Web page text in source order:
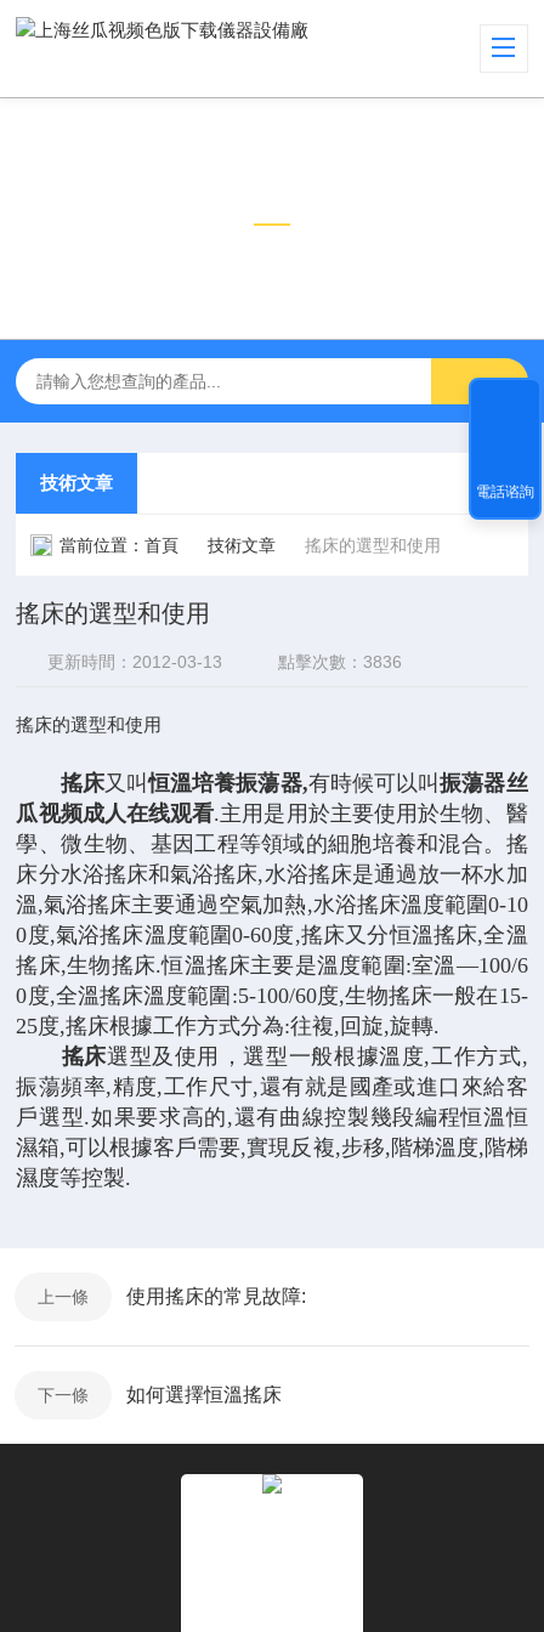
技術文章
當前位置：首頁 技術文章 搖床的選型和使用
搖床的選型和使用
更新時間：2012-03-13 點擊次數：3836
搖床的選型和使用
搖床又叫恒溫培養振蕩器,有時候可以叫振蕩器丝
瓜视频成人在线观看.主用是用於主要使用於生物、醫
學、微生物、基因工程等領域的細胞培養和混合。搖
床分水浴搖床和氣浴搖床,水浴搖床是通過放一杯水加
溫,氣浴搖床主要通過空氣加熱,水浴搖床溫度範圍0-10
0度,氣浴搖床溫度範圍0-60度,搖床又分恒溫搖床,全溫
搖床,生物搖床.恒溫搖床主要是溫度範圍:室溫—100/6
0度,全溫搖床溫度範圍:5-100/60度,生物搖床一般在15-
25度,搖床根據工作方式分為:往複,回旋,旋轉.
搖床選型及使用，選型一般根據溫度,工作方式,
振蕩頻率,精度,工作尺寸,還有就是國產或進口來給客
戶選型.如果要求高的,還有曲線控製幾段編程恒溫恒
濕箱,可以根據客戶需要,實現反複,步移,階梯溫度,階梯
濕度等控製.
上一條 使用搖床的常見故障:
下一條 如何選擇恒溫搖床
電話谘詢